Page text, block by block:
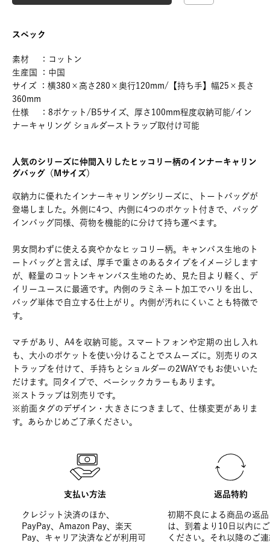
スペック
素材 ：コットン
生産国 ：中国
サイズ ：横380×高さ280×奥行120mm/【持ち手】幅25×長さ
360mm
仕様 ：8ポケット/B5サイズ、厚さ100mm程度収納可能/イン
ナーキャリング ショルダーストラップ取付け可能
人気のシリーズに仲間入りしたヒッコリー柄のインナーキャリン
グバッグ（Mサイズ）
収納力に優れたインナーキャリングシリーズに、トートバッグが
登場しました。外側に4つ、内側に4つのポケット付きで、バッグ
インバッグ同様、荷物を機能的に分けて持ち運べます。
男女問わずに使える爽やかなヒッコリー柄。キャンバス生地のト
ートバッグと言えば、厚手で重さのあるタイプをイメージします
が、軽量のコットンキャンバス生地のため、見た目より軽く、デ
イリーユースに最適です。内側のラミネート加工でハリを出し、
バッグ単体で自立する仕上がり。内側が汚れにくいことも特徴で
す。
マチがあり、A4を収納可能。スマートフォンや定期の出し入れ
も、大小のポケットを使い分けることでスムーズに。別売りのス
トラップを付けて、手持ちとショルダーの2WAYでもお使いいた
だけます。同タイプで、ベーシックカラーもあります。
※ストラップは別売りです。
※前面タグのデザイン・大きさにつきまして、仕様変更がありま
す。あらかじめご了承ください。
支払い方法
クレジット決済のほか、
PayPay、Amazon Pay、楽天
Pay、キャリア決済などが利用可
返品特約
初期不良による商品の返
は、到着より10日以内に
ください。それ以降のご